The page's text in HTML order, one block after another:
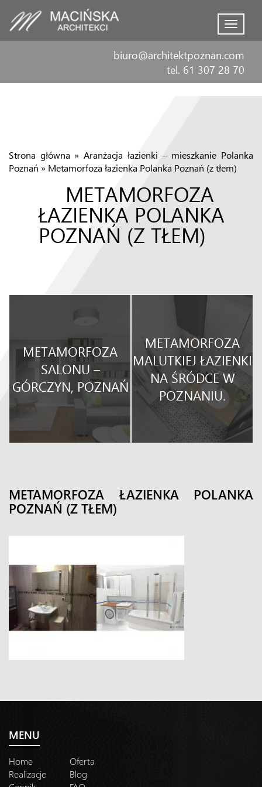
Menu
biuro@architektpoznan.com
tel. 61 307 28 70
Strona główna »Aranżacja łazienki – mieszkanie Polanka
Poznań » Metamorfoza łazienka Polanka Poznań (z tłem)
METAMORFOZA
ŁAZIENKA POLANKA
POZNAŃ (Z TŁEM)
METAMORFOZA
SALONU –
GÓRCZYN, POZNAŃ
METAMORFOZA
MALUTKIEJ ŁAZIENKI
NA ŚRÓDCE W
POZNANIU.
METAMORFOZA ŁAZIENKA POLANKA
POZNAŃ (Z TŁEM)
MENU
Home
Oferta
Realizacje
Blog